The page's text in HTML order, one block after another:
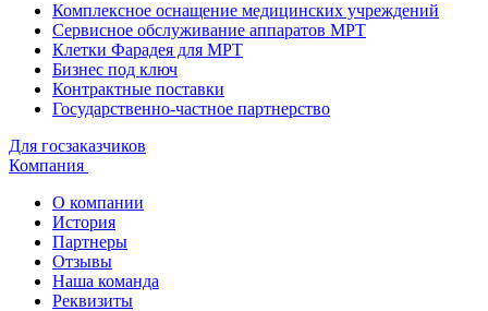
Комплексное оснащение медицинских учреждений
Сервисное обслуживание аппаратов МРТ
Клетки Фарадея для МРТ
Бизнес под ключ
Контрактные поставки
Государственно-частное партнерство
Для госзаказчиков
Компания
О компании
История
Партнеры
Отзывы
Наша команда
Реквизиты